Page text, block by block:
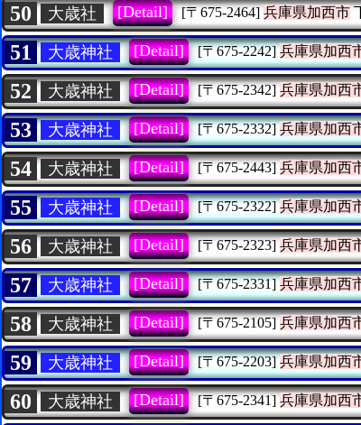
50 大歳社 [Detail] [〒675-2464] 兵庫県加西市
51 大歳神社 [Detail] [〒675-2242] 兵庫県加西
52 大歳神社 [Detail] [〒675-2342] 兵庫県加西
53 大歳神社 [Detail] [〒675-2332] 兵庫県加西
54 大歳神社 [Detail] [〒675-2443] 兵庫県加西
55 大歳神社 [Detail] [〒675-2322] 兵庫県加西
56 大歳神社 [Detail] [〒675-2323] 兵庫県加西
57 大歳神社 [Detail] [〒675-2331] 兵庫県加西
58 大歳神社 [Detail] [〒675-2105] 兵庫県加西
59 大歳神社 [Detail] [〒675-2203] 兵庫県加西
60 大歳神社 [Detail] [〒675-2341] 兵庫県加西